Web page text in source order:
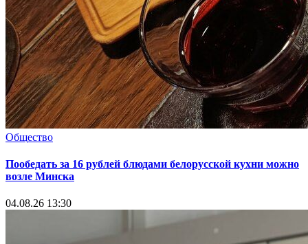
Общество
Пообедать за 16 рублей блюдами белорусской кухни можно
возле Минска
04.08.26 13:30